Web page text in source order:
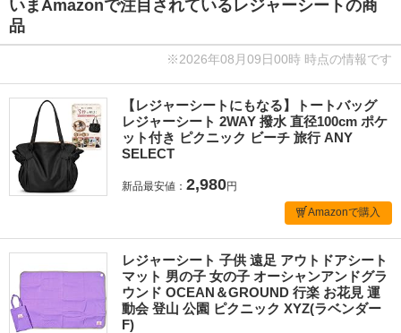
いまAmazonで注目されているレジャーシートの商
品
※2026年08月09日00時 時点の情報です
【レジャーシートにもなる】トートバッグ
レジャーシート 2WAY 撥水 直径100cm ポケ
ット付き ピクニック ビーチ 旅行 ANY
SELECT
新品最安値： 2,980円
Amazonで購入
レジャーシート 子供 遠足 アウトドアシート
マット 男の子 女の子 オーシャンアンドグラ
ウンド OCEAN＆GROUND 行楽 お花見 運
動会 登山 公園 ピクニック XYZ(ラベンダー
F)